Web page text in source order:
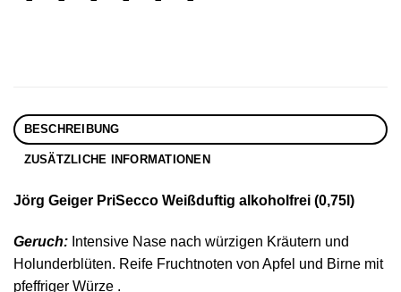
BESCHREIBUNG
ZUSÄTZLICHE INFORMATIONEN
Jörg Geiger PriSecco Weißduftig alkoholfrei (0,75l)
Geruch: Intensive Nase nach würzigen Kräutern und
Holunderblüten. Reife Fruchtnoten von Apfel und Birne mit
pfeffriger Würze .